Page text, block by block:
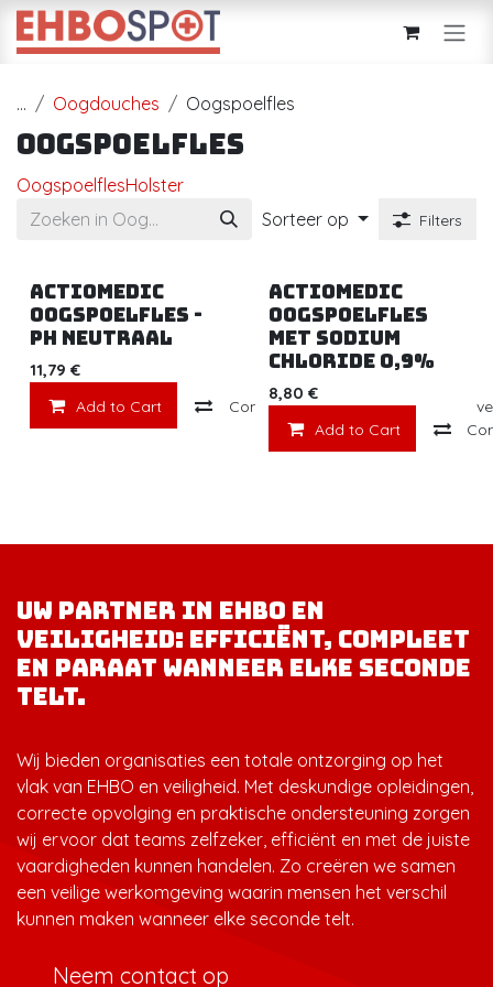
Overslaan naar inhoud
... Oogdouches Oogspoelfles
Oogspoelfles
OogspoelflesHolster
Sorteer op
Filters
ACTIOMEDIC
OOGSPOELFLES -
PH NEUTRAAL
11,79 €
Add to Cart Compare Toevoegen aan
ACTIOMEDIC
OOGSPOELFLES
MET SODIUM
CHLORIDE 0,9%
8,80 €
Add to Cart
Uw partner in EHBO en
veiligheid: efficiënt, compleet
en paraat wanneer elke seconde
telt.
Wij bieden organisaties een totale ontzorging op het
vlak van EHBO en veiligheid. Met deskundige opleidingen,
correcte opvolging en praktische ondersteuning zorgen
wij ervoor dat teams zelfzeker, efficiënt en met de juiste
vaardigheden kunnen handelen. Zo creëren we samen
een veilige werkomgeving waarin mensen het verschil
kunnen maken wanneer elke seconde telt.
Neem contact op